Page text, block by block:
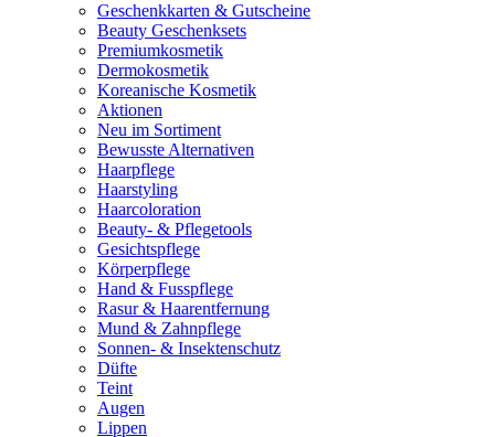
Geschenkkarten & Gutscheine
Beauty Geschenksets
Premiumkosmetik
Dermokosmetik
Koreanische Kosmetik
Aktionen
Neu im Sortiment
Bewusste Alternativen
Haarpflege
Haarstyling
Haarcoloration
Beauty- & Pflegetools
Gesichtspflege
Körperpflege
Hand & Fusspflege
Rasur & Haarentfernung
Mund & Zahnpflege
Sonnen- & Insektenschutz
Düfte
Teint
Augen
Lippen